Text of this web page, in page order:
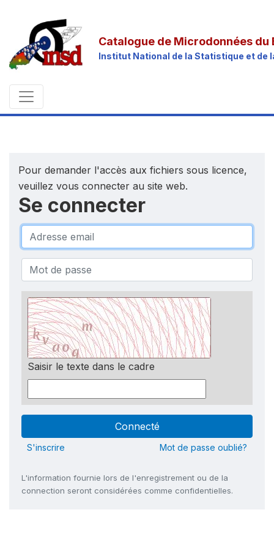
Catalogue de Microdonnées du
Institut National de la Statistique et de
Pour demander l'accès aux fichiers sous licence,
veuillez vous connecter au site web.
Se connecter
Saisir le texte dans le cadre
S'inscrire Mot de passe oublié?
L'information fournie lors de l'enregistrement ou de la
connection seront considérées comme confidentielles.